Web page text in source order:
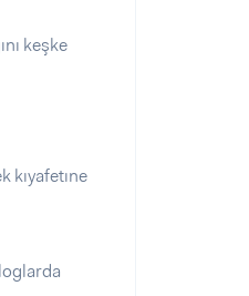
keşke
kıyafetıne